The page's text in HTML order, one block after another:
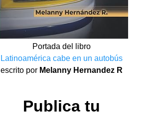
Portada del libro
Latinoamérica cabe en un autobús
escrito por Melanny Hernandez R
Publica tu